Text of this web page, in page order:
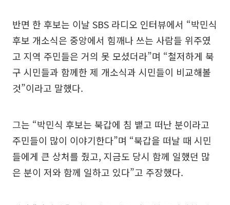
반면 한 후보는 이날 SBS 라디오 인터뷰에서 “박민식
후보 개소식은 중앙에서 힘깨나 쓰는 사람들 위주였
고 지역 주민들은 거의 못 모셨더라”며 “철저하게 북
구 시민들과 함께한 제 개소식과 시민들이 비교해볼
것”이라고 말했다.
그는 “박민식 후보는 북갑에 침 뱉고 떠난 분이라고
주민들이 많이 이야기한다”며 “북갑을 떠날 때 시민
들에게 큰 상처를 줬고, 지금도 당시 함께 일했던 많
은 분이 저와 함께 일하고 있다”고 주장했다.